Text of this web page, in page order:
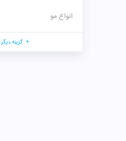
انواع مو
گزینه دیگر